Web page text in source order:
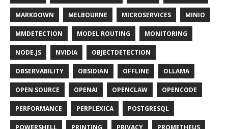
MARKDOWN MELBOURNE MICROSERVICES MINIO
MMDETECTION MODEL ROUTING MONITORING
NODE.JS NVIDIA OBJECTDETECTION
OBSERVABILITY OBSIDIAN OFFLINE OLLAMA
OPEN SOURCE OPENAI OPENCLAW OPENCODE
PERFORMANCE PERPLEXICA POSTGRESQL
POWERSHELL PRINTING PRIVACY PROMETHEUS